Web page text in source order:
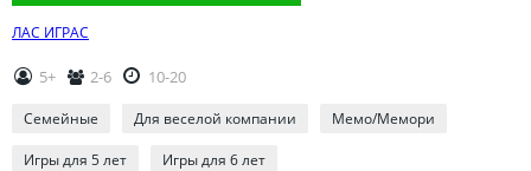
Томская область
Тюменская область
Удмуртия
Ульяновская область
ЛАС ИГРАС
5+ 2-6 10-20
Семейные Для веселой компании Мемо/Мемори
Игры для 5 лет Игры для 6 лет